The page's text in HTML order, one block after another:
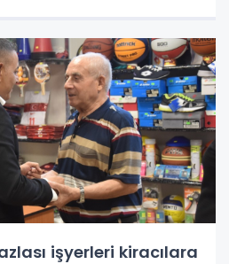
işyerleri kiracılara